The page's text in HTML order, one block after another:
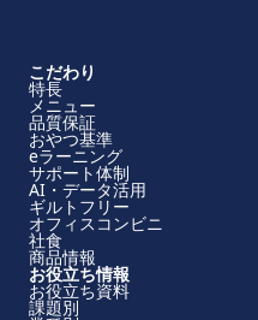
こだわり
特長
メニュー
品質保証
おやつ基準
eラーニング
サポート体制
AI・データ活用
ギルトフリー
オフィスコンビニ
社食
商品情報
お役立ち情報
お役立ち資料
課題別